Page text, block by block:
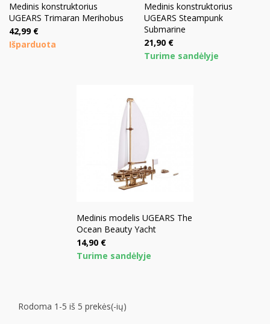
Medinis konstruktorius
UGEARS Trimaran Merihobus
Kaina
42,99 €
Išparduota
Medinis konstruktorius
UGEARS Steampunk
Submarine
Kaina
21,90 €
Turime sandėlyje
Medinis modelis UGEARS The
Ocean Beauty Yacht
Kaina
14,90 €
Turime sandėlyje
Rodoma 1-5 iš 5 prekės(-ių)